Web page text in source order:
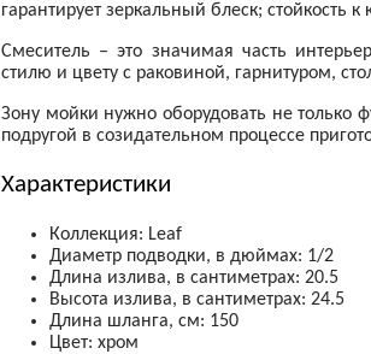
гарантирует зеркальный блеск; стойкость
Смеситель – это значимая часть
стилю и цвету с раковиной, гарнитуром,
Зону мойки нужно оборудовать не только
подругой в созидательном процессе
Характеристики
Коллекция: Leaf
Диаметр подводки, в дюймах: 1/2
Длина излива, в сантиметрах: 20.5
Высота излива, в сантиметрах: 24.5
Длина шланга, см: 150
Цвет: хром